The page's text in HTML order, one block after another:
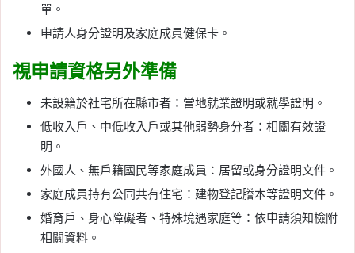
單。
申請人身分證明及家庭成員健保卡。
視申請資格另外準備
未設籍於社宅所在縣市者：當地就業證明或就學證明。
低收入戶、中低收入戶或其他弱勢身分者：相關有效證
明。
外國人、無戶籍國民等家庭成員：居留或身分證明文件。
家庭成員持有公同共有住宅：建物登記謄本等證明文件。
婚育戶、身心障礙者、特殊境遇家庭等：依申請須知檢附
相關資料。